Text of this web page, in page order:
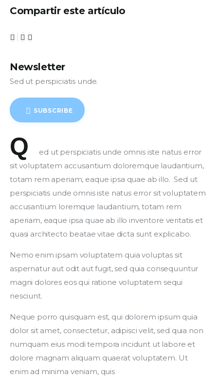
Compartir este artículo
Newsletter
Sed ut perspiciatis unde.
SUBSCRIBE
Q
ed ut perspiciatis unde omnis iste natus error
sit voluptatem accusantium doloremque laudantium,
totam rem aperiam, eaque ipsa quae ab illo.  Sed ut
perspiciatis unde omnis iste natus error sit voluptatem
accusantium loremque laudantium, totam rem
aperiam, eaque ipsa quae ab illo inventore veritatis et
quasi architecto beatae vitae dicta sunt explicabo.
Nemo enim ipsam voluptatem quia voluptas sit
aspernatur aut odit aut fugit, sed quia consequuntur
magni dolores eos qui ratione voluptatem sequi
nesciunt.
Neque porro quisquam est, qui dolorem ipsum quia
dolor sit amet, consectetur, adipisci velit, sed quia non
numquam eius modi tempora incidunt ut labore et
dolore magnam aliquam quaerat voluptatem. Ut
enim ad minima veniam, quis